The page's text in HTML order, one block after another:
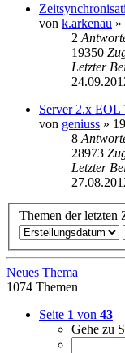
von k.arkenau »
2
19350
Letzter
Server 2.x EOL
von geniuss »
8
28973
Letzter
Themen der letzten
Neues Thema
1074 Themen
Seite 1 von 43
Gehe zu